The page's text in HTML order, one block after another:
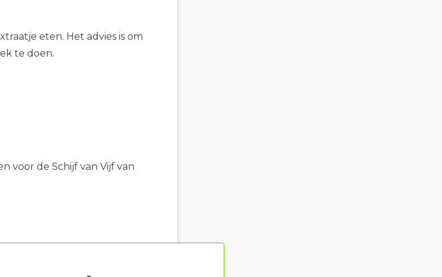
eten. Het advies is om
te doen.
voor de Schijf van Vijf van